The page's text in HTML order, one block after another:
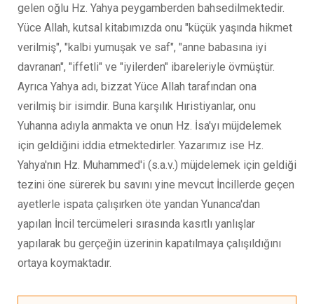
gelen oğlu Hz. Yahya peygamberden bahsedilmektedir.
Yüce Allah, kutsal kitabımızda onu "küçük yaşında hikmet
verilmiş", "kalbi yumuşak ve saf", "anne babasına iyi
davranan", "iffetli" ve "iyilerden" ibareleriyle övmüştür.
Ayrıca Yahya adı, bizzat Yüce Allah tarafından ona
verilmiş bir isimdir. Buna karşılık Hıristiyanlar, onu
Yuhanna adıyla anmakta ve onun Hz. İsa'yı müjdelemek
için geldiğini iddia etmektedirler. Yazarımız ise Hz.
Yahya'nın Hz. Muhammed'i (s.a.v.) müjdelemek için geldiği
tezini öne sürerek bu savını yine mevcut İncillerde geçen
ayetlerle ispata çalışırken öte yandan Yunanca'dan
yapılan İncil tercümeleri sırasında kasıtlı yanlışlar
yapılarak bu gerçeğin üzerinin kapatılmaya çalışıldığını
ortaya koymaktadır.